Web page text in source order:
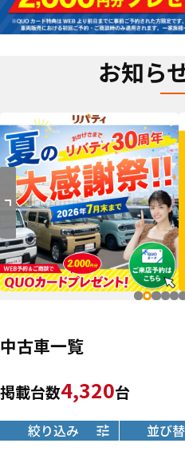
お知ら
中古車一覧
掲載台数4,320台
絞り込み 並び